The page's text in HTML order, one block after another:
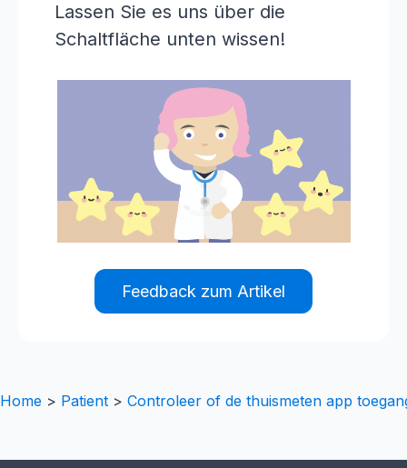
Lassen Sie es uns über die
Schaltfläche unten wissen!
Feedback zum Artikel
Home > Patient > Controleer of de thuismeten app